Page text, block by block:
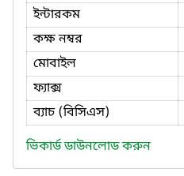
ইন্টারকম
কক্ষ নম্বর
মোবাইল
ফ্যাক্স
ব্যাচ (বিসিএস)
ভিকার্ড ডাউনলোড করুন